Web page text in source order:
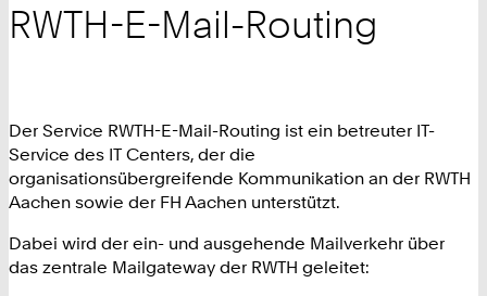
RWTH-E-Mail-Routing
Der Service RWTH-E-Mail-Routing ist ein betreuter IT-
Service des IT Centers, der die
organisationsübergreifende Kommunikation an der RWTH
Aachen sowie der FH Aachen unterstützt.
Dabei wird der ein- und ausgehende Mailverkehr über
das zentrale Mailgateway der RWTH geleitet: